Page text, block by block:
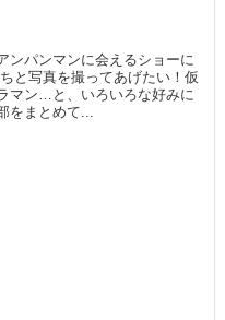
ンパンマンに会えるショーに
と写真を撮ってあげたい！仮
マン…と、いろいろな好みに
をまとめて...